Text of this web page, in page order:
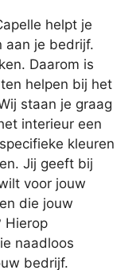
helpt je
aan je bedrijf.
Daarom is
helpen bij het
staan je graag
interieur een
kleuren
Jij geeft bij
voor jouw
die jouw
Hierop
naadloos
bedrijf.